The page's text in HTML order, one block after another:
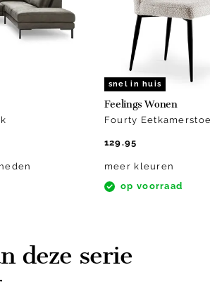
snel in huis
Feelings Wonen
Fourty
129.95
meer kleuren
op voorraad
deze serie